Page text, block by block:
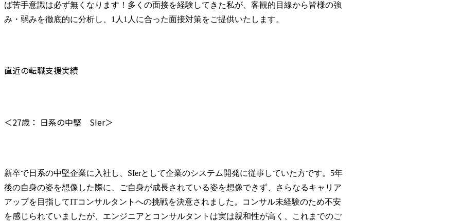
ば苦手意識は必ず無くなります！多くの面接を経験してきた私が、客観的目線から皆様の強
み・弱みを徹底的に分析し、1人1人に合った面接対策をご提供いたします。
直近の転職支援実績
＜27歳： 日系の中堅　SIer＞
新卒で日系の中堅企業に入社し、SIerとして企業のシステム開発に従事していた方です。5年
後の自身の姿を想像した際に、ご自身が成長されている姿を想像できず、さらなるキャリア
アップを目指してITコンサルタントへの挑戦を決意されました。コンサル未経験のため不安
を感じられていましたが、エンジニアとコンサルタントは実は親和性が高く、これまでのご